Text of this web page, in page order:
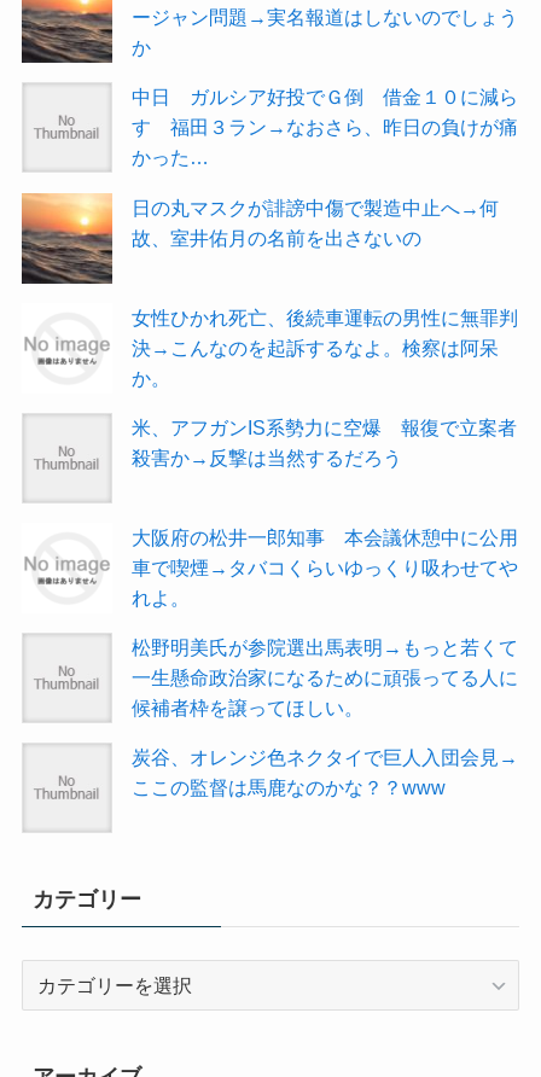
ージャン問題→実名報道はしないのでしょう
か
中日 ガルシア好投でＧ倒 借金１０に減ら
す 福田３ラン→なおさら、昨日の負けが痛
かった…
日の丸マスクが誹謗中傷で製造中止へ→何
故、室井佑月の名前を出さないの
女性ひかれ死亡、後続車運転の男性に無罪判
決→こんなのを起訴するなよ。検察は阿呆
か。
米、アフガンIS系勢力に空爆 報復で立案者
殺害か→反撃は当然するだろう
大阪府の松井一郎知事 本会議休憩中に公用
車で喫煙→タバコくらいゆっくり吸わせてや
れよ。
松野明美氏が参院選出馬表明→もっと若くて
一生懸命政治家になるために頑張ってる人に
候補者枠を譲ってほしい。
炭谷、オレンジ色ネクタイで巨人入団会見→
ここの監督は馬鹿なのかな？？www
カテゴリー
リ